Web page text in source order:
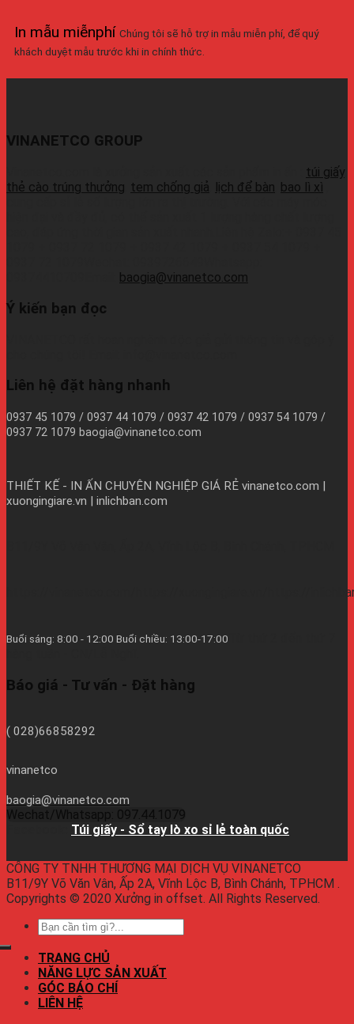
In mẫu miễnphí Chúng tôi sẽ hỗ trợ in mẫu miễn phí, để quý
khách duyệt mẫu trước khi in chính thức.
VINANETCO GROUP
túi giấy
thẻ cào trúng thưởng tem chống giả lịch để bàn bao lì xì
baogia@vinanetco.com
Ý kiến bạn đọc
Liên hệ đặt hàng nhanh
0937 45 1079 / 0937 44 1079 / 0937 42 1079 / 0937 54 1079 /
0937 72 1079 baogia@vinanetco.com
THIẾT KẾ - IN ẤN CHUYÊN NGHIỆP GIÁ RẺ vinanetco.com |
xuongingiare.vn | inlichban.com
https://vinanetco.com/https://xuongingiare.vn/https://
Buổi sáng: 8:00 - 12:00 Buổi chiều: 13:00-17:00
Báo giá - Tư vấn - Đặt hàng
( 028)66858292
vinanetco
baogia@vinanetco.com
Wechat/Whatsapp: 097.44.1079
Túi giấy - Sổ tay lò xo sỉ lẻ toàn quốc
CÔNG TY TNHH THƯƠNG MẠI DỊCH VỤ VINANETCO
B11/9Y Võ Văn Vân, Ấp 2A, Vĩnh Lộc B, Bình Chánh, TPHCM .
Copyrights © 2020 Xưởng in offset. All Rights Reserved.
TRANG CHỦ
NĂNG LỰC SẢN XUẤT
GÓC BÁO CHÍ
LIÊN HỆ